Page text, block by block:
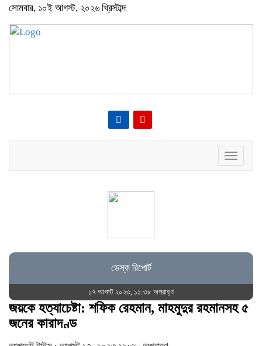
সোমবার, ১০ই আগস্ট, ২০২৬ খ্রিস্টাব্দ
Toggle
ডেস্ক রিপোর্ট
১৭ আগস্ট ২০২৩, ১১:৩৮ অপরাহ্ণ
জয়কে হত্যাচেষ্টা: শফিক রেহমান, মাহমুদুর রহমানসহ ৫
জনের কারাদণ্ড